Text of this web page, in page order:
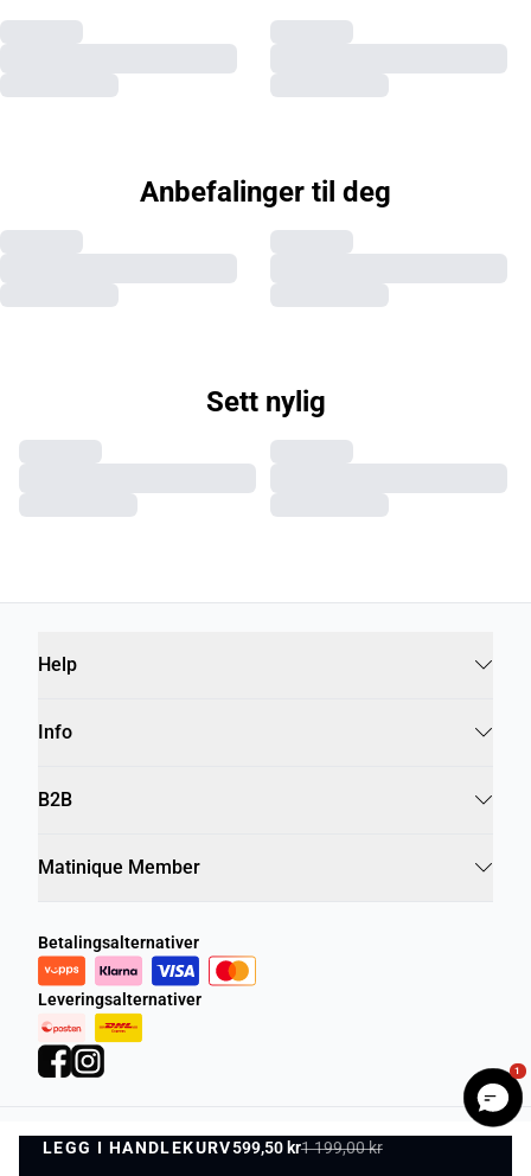
LEGG I HANDLEKURV599,50 kr1 199,00 kr
LEGG I HANDLEKURV
Anbefalinger til deg
Sett nylig
Help
Info
B2B
Matinique Member
Betalingsalternativer
Leveringsalternativer
Personvernregler Vilkår og betingelser
1